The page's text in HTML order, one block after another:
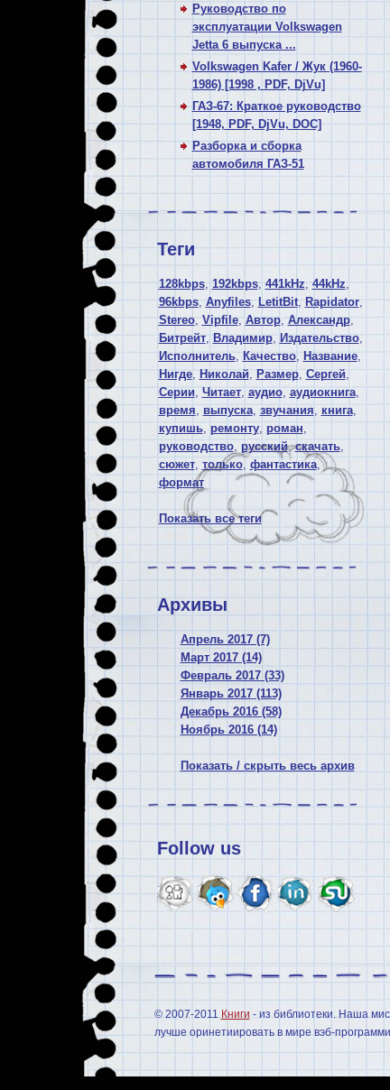
Руководство по
эксплуатации Volkswagen
Jetta 6 выпуска ...
Volkswagen Kafer / Жук (1960-
1986) [1998 , PDF, DjVu]
ГАЗ-67: Краткое руководство
[1948, PDF, DjVu, DOC]
Разборка и сборка
автомобиля ГАЗ-51
Теги
128kbps, 192kbps, 441kHz, 44kHz,
96kbps, Anyfiles, LetitBit, Rapidator,
Stereo, Vipfile, Автор, Александр,
Битрейт, Владимир, Издательство,
Исполнитель, Качество, Название,
Нигде, Николай, Размер, Сергей,
Серии,Читает, аудио, аудиокнига,
время, выпуска, звучания, книга,
купишь, ремонту, роман,
руководство, русский,скачать,
сюжет, только, фантастика,
формат
Показать все теги
Архивы
Апрель 2017 (7)
Март 2017 (14)
Февраль 2017 (33)
Январь 2017 (113)
Декабрь 2016 (58)
Ноябрь 2016 (14)
Показать / скрыть весь архив
Follow us
© 2007-2011 Книги - из библиотеки. Наша
лучше оринетиировать в мире вэб-